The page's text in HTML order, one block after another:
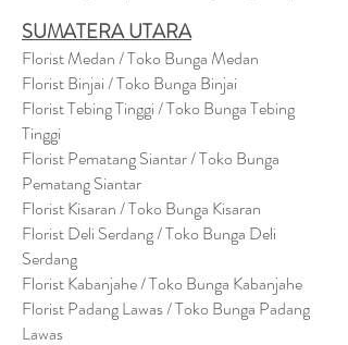
SUMATERA UTARA
Florist Medan / Toko Bunga Medan
Florist Binjai / Toko Bunga Binjai
Florist Tebing Tinggi / Toko Bunga Tebing
Tinggi
Florist Pematang Siantar / Toko Bunga
Pematang Siantar
Florist Kisaran / Toko Bunga Kisaran
Florist Deli Serdang / Toko Bunga Deli
Serdang
Florist Kabanjahe / Toko Bunga Kabanjahe
Florist Padang Lawas / Toko Bunga Padang
Lawas